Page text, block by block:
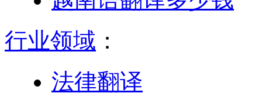
行业领域 ：
法律翻译